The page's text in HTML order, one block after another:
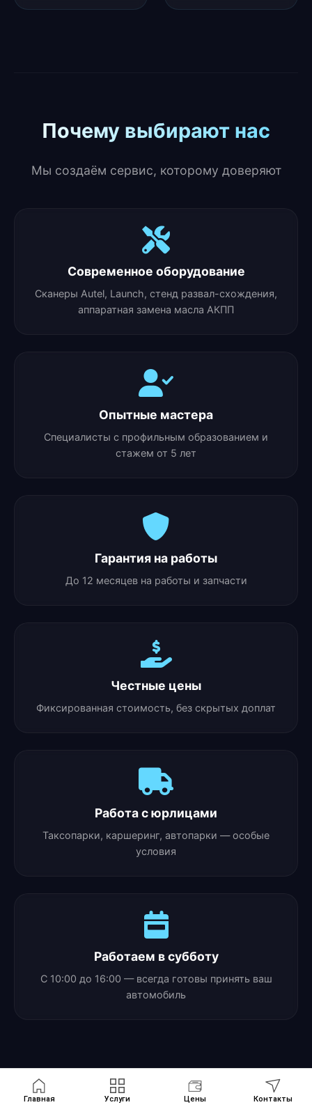
Почему выбирают нас
Мы создаём сервис, которому доверяют
Современное оборудование
Сканеры Autel, Launch, стенд развал-схождения,
аппаратная замена масла АКПП
Опытные мастера
Специалисты с профильным образованием и
стажем от 5 лет
Гарантия на работы
До 12 месяцев на работы и запчасти
Честные цены
Фиксированная стоимость, без скрытых доплат
Работа с юрлицами
Таксопарки, каршеринг, автопарки — особые
условия
Работаем в субботу
С 10:00 до 16:00 — всегда готовы принять ваш
автомобиль
Главная Услуги Цены Контакты